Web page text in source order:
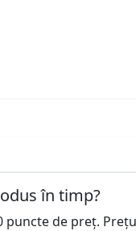
în timp?
de preț.